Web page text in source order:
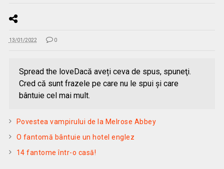
13/01/2022 0
Spread the loveDacă aveți ceva de spus, spuneţi.
Cred că sunt frazele pe care nu le spui şi care
bântuie cel mai mult.
Povestea vampirului de la Melrose Abbey
O fantomă bântuie un hotel englez
14 fantome într-o casă!